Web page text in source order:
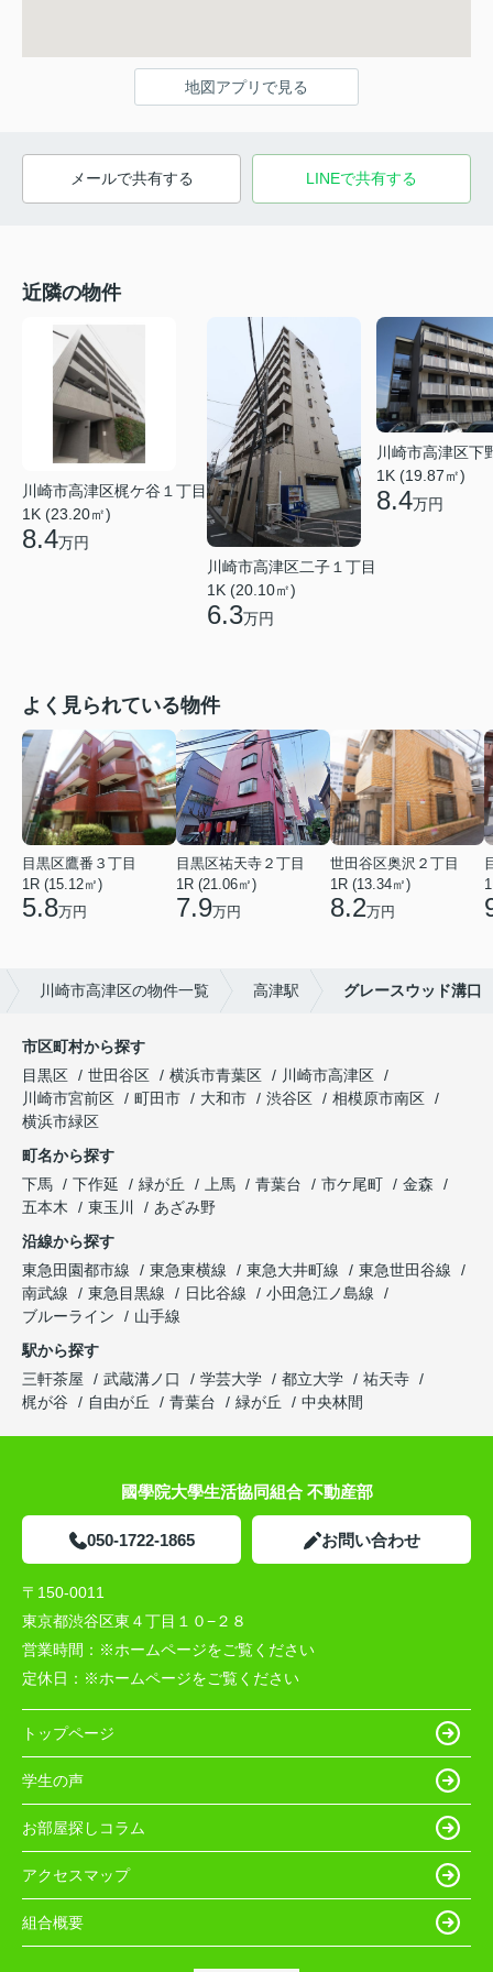
地図アプリで見る
メールで共有する LINEで共有する
近隣の物件
川崎市高津区梶ケ谷１丁目
1K (23.20㎡)
8.4万円
川崎市高津区二子１丁目
1K (20.10㎡)
6.3万円
川崎市高津区下
1K (19.87㎡)
8.4万円
よく見られている物件
目黒区鷹番３丁目
1R (15.12㎡)
5.8万円
目黒区祐天寺２丁目
1R (21.06㎡)
7.9万円
世田谷区奥沢２丁目
1R (13.34㎡)
8.2万円
川崎市高津区の物件一覧 高津駅 グレースウッド溝口
市区町村から探す
目黒区
世田谷区 横浜市青葉区
川崎市高津区
川崎市宮前区
町田市 大和市 渋谷区
相模原市南区
横浜市緑区
町名から探す
下馬
下作延 緑が丘 上馬 青葉台 市ケ尾町
金森
五本木
東玉川
あざみ野
沿線から探す
東急田園都市線
東急東横線 東急大井町線
東急世田谷線
南武線
東急目黒線 日比谷線
小田急江ノ島線
ブルーライン
山手線
駅から探す
三軒茶屋
武蔵溝ノ口 学芸大学 都立大学
祐天寺
梶が谷
自由が丘 青葉台 緑が丘 中央林間
國學院大學生活協同組合 不動産部
050-1722-1865 お問い合わせ
〒150-0011
東京都渋谷区東４丁目１０−２８
営業時間： ※ホームページをご覧ください
定休日： ※ホームページをご覧ください
トップページ
学生の声
お部屋探しコラム
アクセスマップ
組合概要